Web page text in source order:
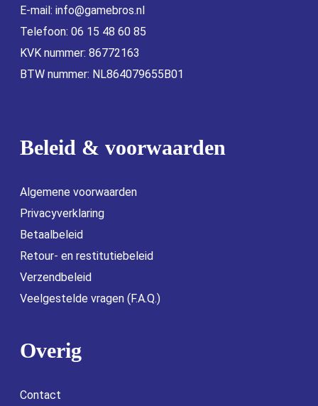
E-mail: info@gamebros.nl
Telefoon: 06 15 48 60 85
KVK nummer: 86772163
BTW nummer: NL864079655B01
Beleid & voorwaarden
Algemene voorwaarden
Privacyverklaring
Betaalbeleid
Retour- en restitutiebeleid
Verzendbeleid
Veelgestelde vragen (F.A.Q.)
Overig
Contact